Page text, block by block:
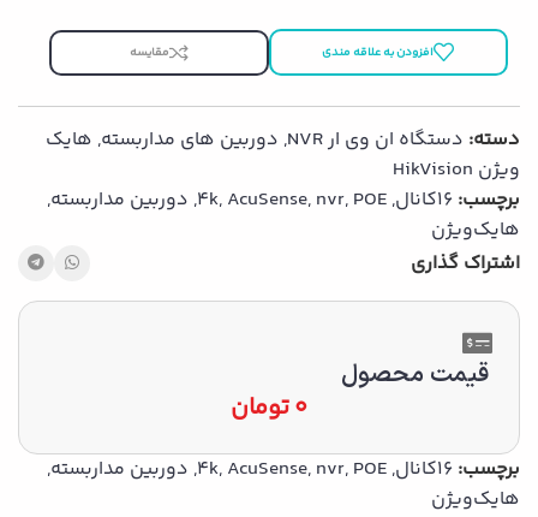
افزودن به علاقه مندی مقایسه
دسته: دستگاه ان وی ار NVR , دوربین های مداربسته, هایک
ویژن HikVision
برچسب: 16کانال ,
4k, AcuSense, nvr, POE
, دوربین مداربسته,
هایك‌ویژن
اشتراک گذاری
قیمت محصول
0تومان
برچسب: 16کانال ,
4k, AcuSense, nvr, POE
, دوربین مداربسته,
هایك‌ویژن